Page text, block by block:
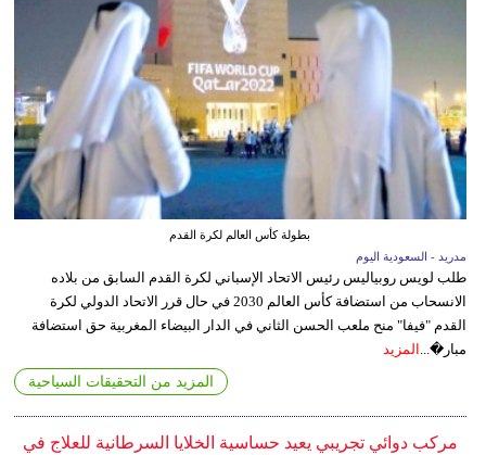
بطولة كأس العالم لكرة القدم
مدريد - السعودية اليوم
طلب لويس روبياليس رئيس الاتحاد الإسباني لكرة القدم السابق من بلاده
الانسحاب من استضافة كأس العالم 2030 في حال قرر الاتحاد الدولي لكرة
القدم "فيفا" منح ملعب الحسن الثاني في الدار البيضاء المغربية حق استضافة
مبار�...
المزيد
المزيد من التحقيقات السياحية
مركب دوائي تجريبي يعيد حساسية الخلايا السرطانية للعلاج في